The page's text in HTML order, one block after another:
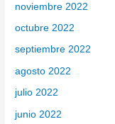
noviembre 2022
octubre 2022
septiembre 2022
agosto 2022
julio 2022
junio 2022